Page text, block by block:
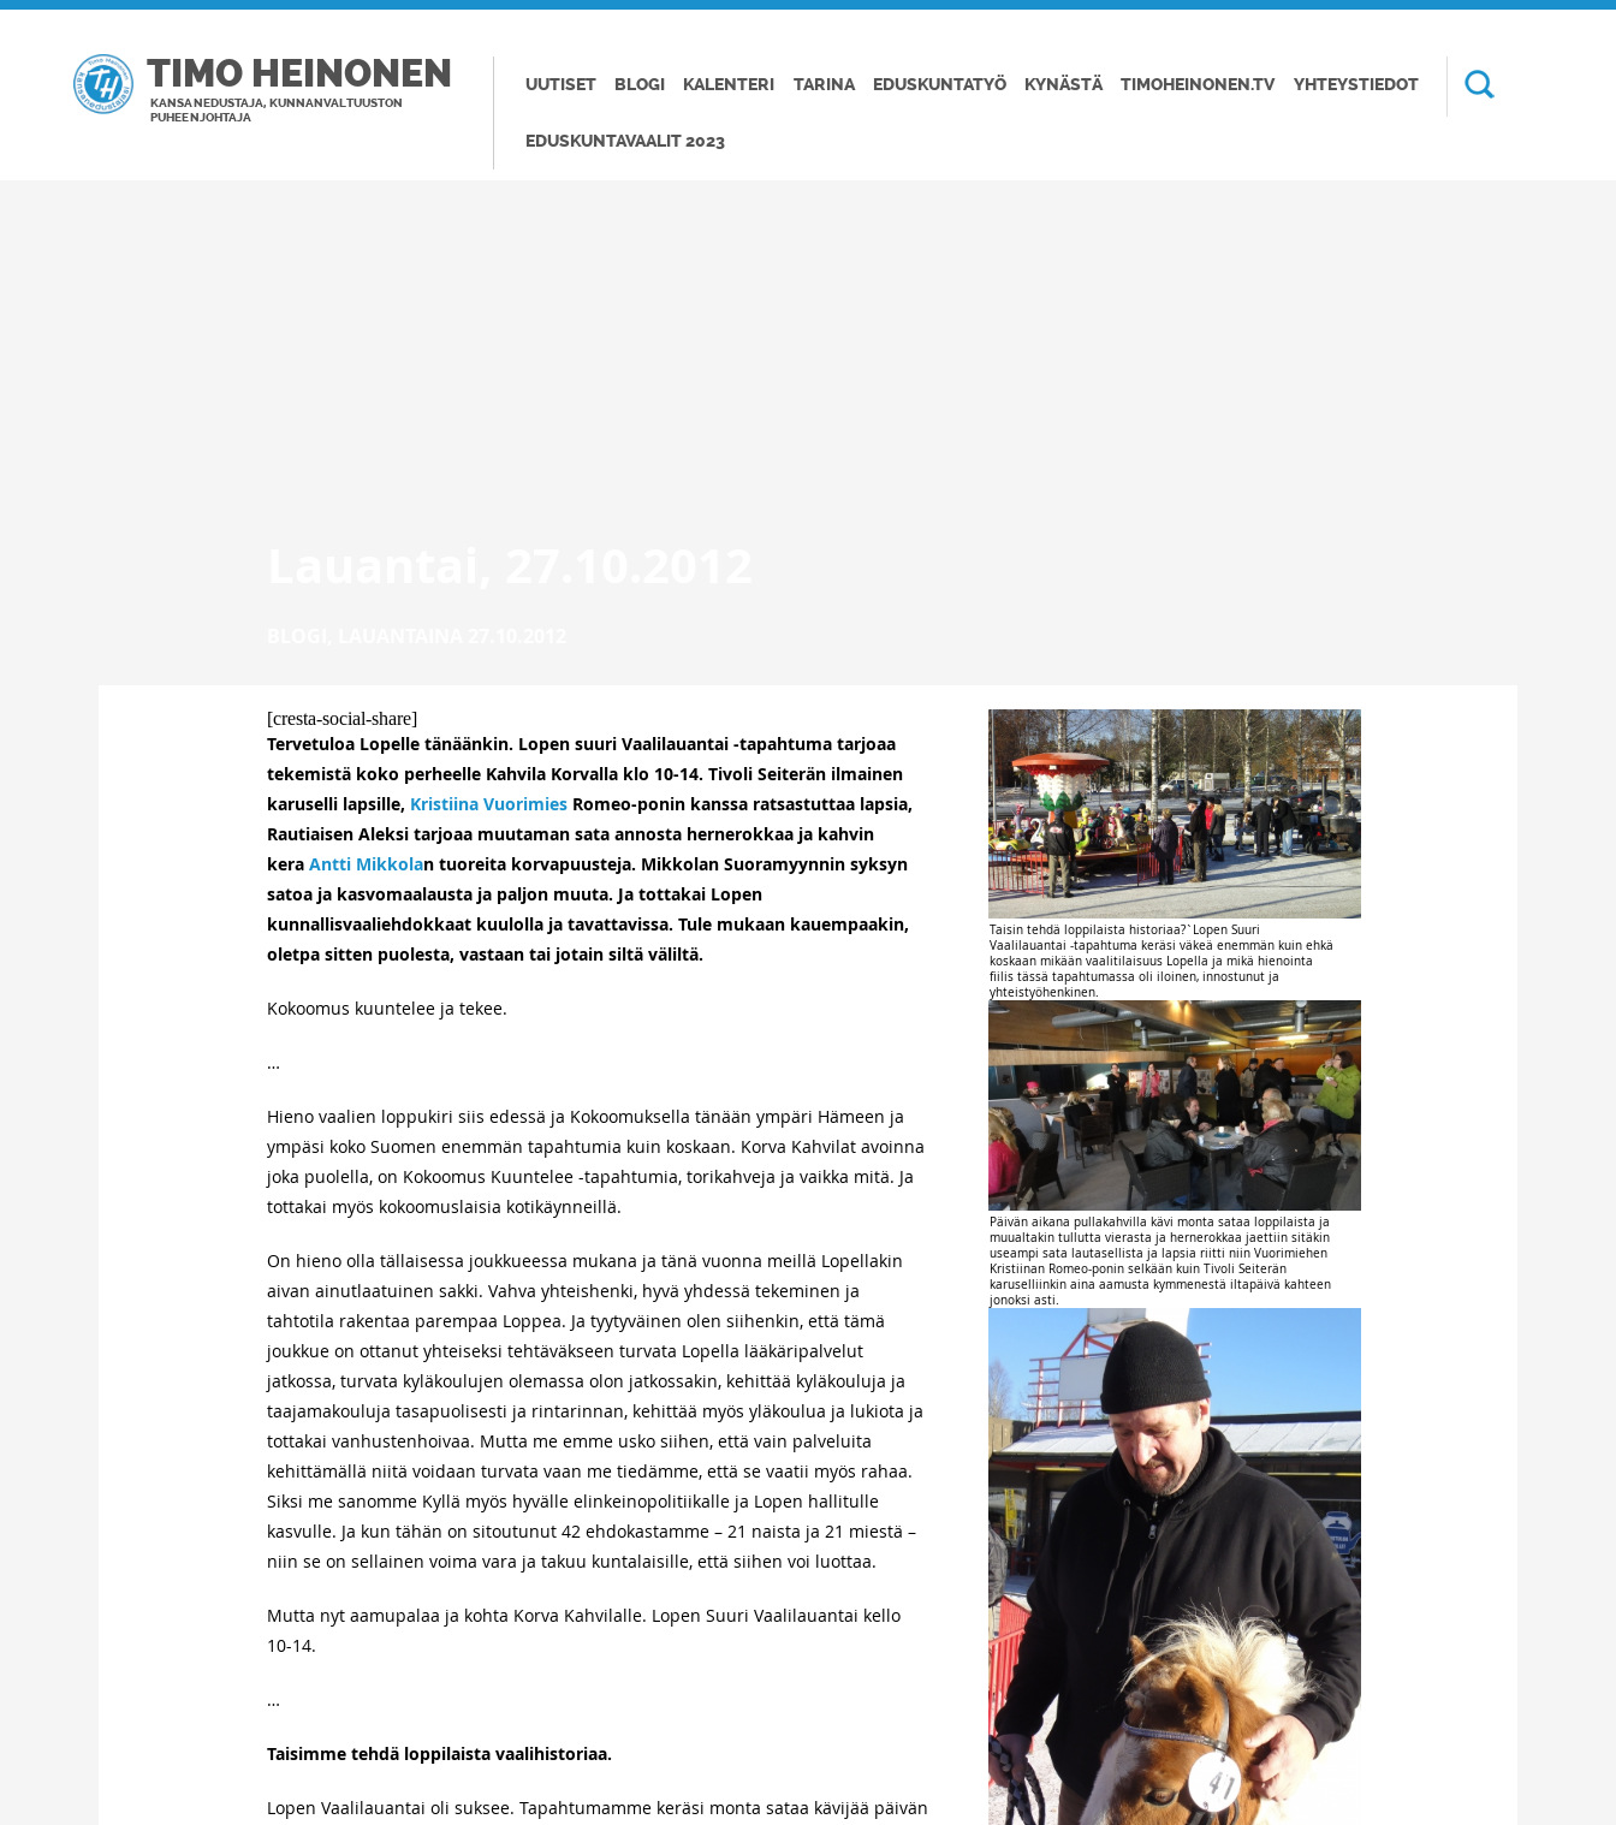
TIMO HEINONEN
KANSANEDUSTAJA, KUNNANVALTUUSTON
PUHEENJOHTAJA
UUTISET BLOGI KALENTERI TARINA EDUSKUNTATYÖ KYNÄSTÄ TIMOHEINONEN.TV YHTEYSTIEDOT
EDUSKUNTAVAALIT 2023
[cresta-social-share]
Taisin tehdä loppilaista historiaa?`Lopen Suuri
Vaalilauantai -tapahtuma keräsi väkeä enemmän kuin ehkä
koskaan mikään vaalitilaisuus Lopella ja mikä hienointa
fiilis tässä tapahtumassa oli iloinen, innostunut ja
yhteistyöhenkinen.
Päivän aikana pullakahvilla kävi monta sataa loppilaista ja
muualtakin tullutta vierasta ja hernerokkaa jaettiin sitäkin
useampi sata lautasellista ja lapsia riitti niin Vuorimiehen
Kristiinan Romeo-ponin selkään kuin Tivoli Seiterän
karuselliinkin aina aamusta kymmenestä iltapäivä kahteen
jonoksi asti.
Tervetuloa Lopelle tänäänkin. Lopen suuri Vaalilauantai -tapahtuma tarjoaa
tekemistä koko perheelle Kahvila Korvalla klo 10-14. Tivoli Seiterän ilmainen
karuselli lapsille, Kristiina Vuorimies Romeo-ponin kanssa ratsastuttaa lapsia,
Rautiaisen Aleksi tarjoaa muutaman sata annosta hernerokkaa ja kahvin
kera Antti Mikkolan tuoreita korvapuusteja. Mikkolan Suoramyynnin syksyn
satoa ja kasvomaalausta ja paljon muuta. Ja tottakai Lopen
kunnallisvaaliehdokkaat kuulolla ja tavattavissa. Tule mukaan kauempaakin,
oletpa sitten puolesta, vastaan tai jotain siltä väliltä.
Kokoomus kuuntelee ja tekee.
…
Hieno vaalien loppukiri siis edessä ja Kokoomuksella tänään ympäri Hämeen ja
ympäsi koko Suomen enemmän tapahtumia kuin koskaan. Korva Kahvilat avoinna
joka puolella, on Kokoomus Kuuntelee -tapahtumia, torikahveja ja vaikka mitä. Ja
tottakai myös kokoomuslaisia kotikäynneillä.
On hieno olla tällaisessa joukkueessa mukana ja tänä vuonna meillä Lopellakin
aivan ainutlaatuinen sakki. Vahva yhteishenki, hyvä yhdessä tekeminen ja
tahtotila rakentaa parempaa Loppea. Ja tyytyväinen olen siihenkin, että tämä
joukkue on ottanut yhteiseksi tehtäväkseen turvata Lopella lääkäripalvelut
jatkossa, turvata kyläkoulujen olemassa olon jatkossakin, kehittää kyläkouluja ja
taajamakouluja tasapuolisesti ja rintarinnan, kehittää myös yläkoulua ja lukiota ja
tottakai vanhustenhoivaa. Mutta me emme usko siihen, että vain palveluita
kehittämällä niitä voidaan turvata vaan me tiedämme, että se vaatii myös rahaa.
Siksi me sanomme Kyllä myös hyvälle elinkeinopolitiikalle ja Lopen hallitulle
kasvulle. Ja kun tähän on sitoutunut 42 ehdokastamme – 21 naista ja 21 miestä –
niin se on sellainen voima vara ja takuu kuntalaisille, että siihen voi luottaa.
Mutta nyt aamupalaa ja kohta Korva Kahvilalle. Lopen Suuri Vaalilauantai kello
10-14.
…
Taisimme tehdä loppilaista vaalihistoriaa.
Lopen Vaalilauantai oli suksee. Tapahtumamme keräsi monta sataa kävijää päivän